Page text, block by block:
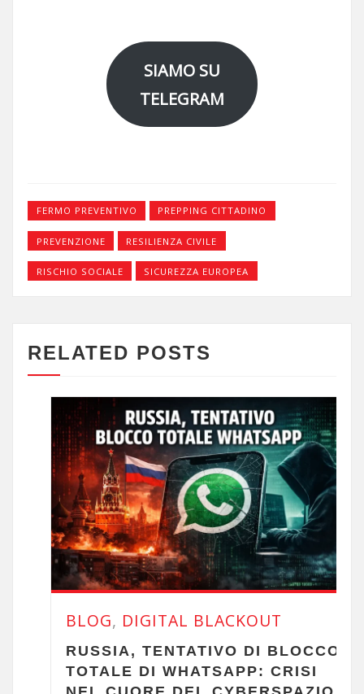
SIAMO SU
TELEGRAM
FERMO PREVENTIVO PREPPING CITTADINO
PREVENZIONE RESILIENZA CIVILE
RISCHIO SOCIALE SICUREZZA EUROPEA
RELATED POSTS
BLOG,DIGITAL BLACKOUT
RUSSIA, TENTATIVO DI BLOCCO
TOTALE DI WHATSAPP: CRISI